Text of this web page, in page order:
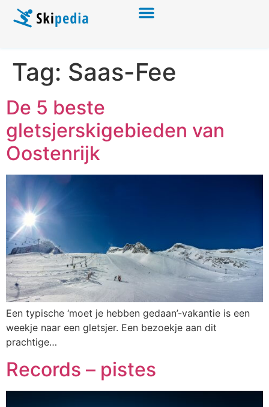
Tag: Saas-Fee
De 5 beste
gletsjerskigebieden van
Oostenrijk
Een typische ‘moet je hebben gedaan’-vakantie is een
weekje naar een gletsjer. Een bezoekje aan dit
prachtige…
Records – pistes